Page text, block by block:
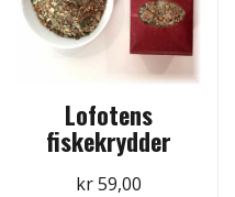
Lofotens
fiskekrydder
kr59,00